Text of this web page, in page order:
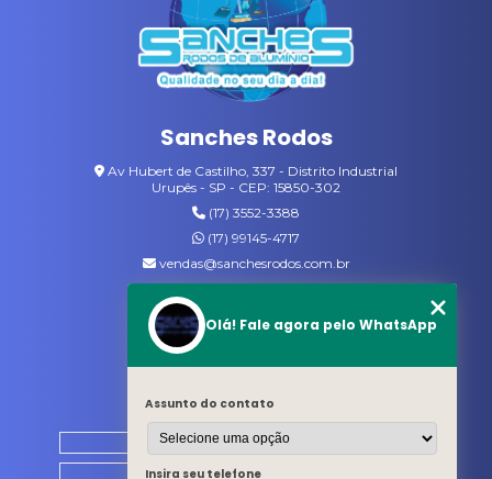
VARAL COM CABIDES
VASSOURAS DE NYLON
VASSOURAS PARA JARDIM
Sanches Rodos
Av Hubert de Castilho, 337 - Distrito Industrial
Urupês - SP - CEP: 15850-302
(17) 3552-3388
(17) 99145-4717
vendas@sanchesrodos.com.br
Siga-nos
MENU
HOME
QUEM SOMOS
Olá! Fale agora pelo WhatsApp
Assunto do contato
Insira seu telefone